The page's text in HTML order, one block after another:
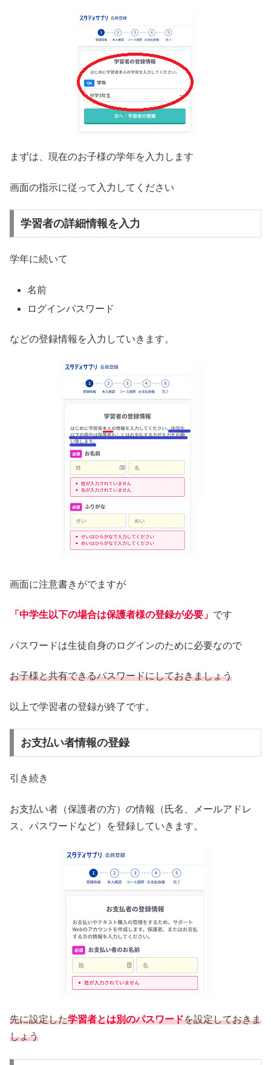
まずは、現在のお子様の学年を入力します
画面の指示に従って入力してください
学習者の詳細情報を入力
学年に続いて
名前
ログインパスワード
などの登録情報を入力していきます。
画面に注意書きがでますが
「中学生以下の場合は保護者様の登録が必要」 です
パスワードは生徒自身のログインのために必要なので
お子様と共有できるパスワードにしておきましょう
以上で学習者の登録が終了です。
お支払い者情報の登録
引き続き
お支払い者（保護者の方）の情報（氏名、メールアドレ
ス、パスワードなど）を登録していきます。
先に設定した学習者とは別のパスワードを設定しておきま
しょう